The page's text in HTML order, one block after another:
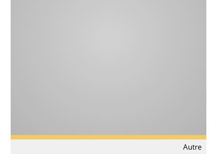
Autre